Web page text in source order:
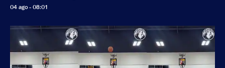
04 ago - 08:01